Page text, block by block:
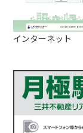
インターネット